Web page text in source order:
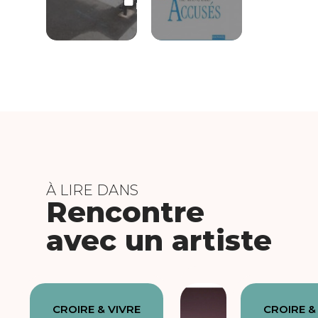
LIBRE
À LIRE DANS
Rencontre
avec un artiste
CROIRE & VIVRE CROIRE